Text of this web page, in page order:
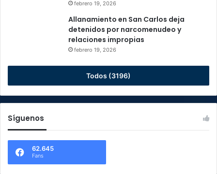
febrero 19, 2026
Allanamiento en San Carlos deja
detenidos por narcomenudeo y
relaciones impropias
febrero 19, 2026
Todos (3196)
Síguenos
62.645
Fans